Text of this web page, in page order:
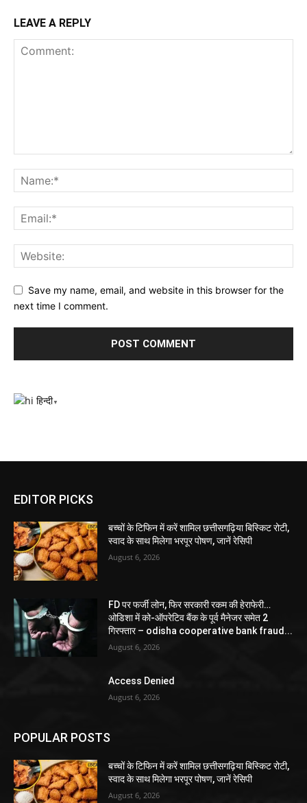
LEAVE A REPLY
Save my name, email, and website in this browser for the
next time I comment.
हिन्दी▼
EDITOR PICKS
बच्चों के टिफिन में करें शामिल छत्तीसगढ़िया बिस्किट रोटी,
स्वाद के साथ मिलेगा भरपूर पोषण, जानें रेसिपी
August 6, 2026
FD पर फर्जी लोन, फिर सरकारी रकम की हेराफेरी…
ओडिशा में को-ऑपरेटिव बैंक के पूर्व मैनेजर समेत 2
गिरफ्तार – odisha cooperative bank fraud...
August 6, 2026
Access Denied
August 6, 2026
POPULAR POSTS
बच्चों के टिफिन में करें शामिल छत्तीसगढ़िया बिस्किट रोटी,
स्वाद के साथ मिलेगा भरपूर पोषण, जानें रेसिपी
August 6, 2026